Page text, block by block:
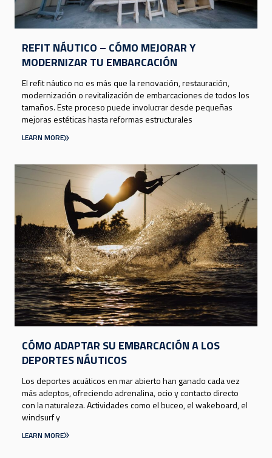
REFIT NÁUTICO – CÓMO MEJORAR Y
MODERNIZAR TU EMBARCACIÓN
El refit náutico no es más que la renovación, restauración,
modernización o revitalización de embarcaciones de todos los
tamaños. Este proceso puede involucrar desde pequeñas
mejoras estéticas hasta reformas estructurales
LEARN MORE
CÓMO ADAPTAR SU EMBARCACIÓN A LOS
DEPORTES NÁUTICOS
Los deportes acuáticos en mar abierto han ganado cada vez
más adeptos, ofreciendo adrenalina, ocio y contacto directo
con la naturaleza. Actividades como el buceo, el wakeboard, el
windsurf y
LEARN MORE